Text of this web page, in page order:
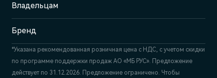
Владельцам
Бренд
*Указана рекомендованная розничная цена c НДС, с учетом скидки
по программе поддержки продаж АО «МБ РУС». Предложение
действует по 31.12.2026. Предложение ограничено. Чтобы